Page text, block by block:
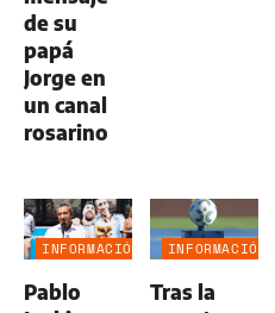
de su
papá
Jorge en
un canal
rosarino
INFORMACIÓN
Pablo
INFORMACIÓN
Tras la